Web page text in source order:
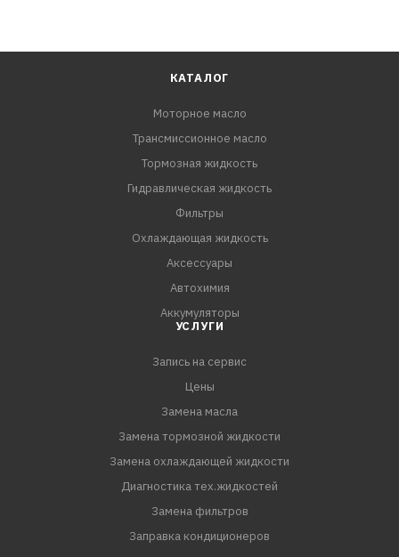
КАТАЛОГ
Моторное масло
Трансмиссионное масло
Тормозная жидкость
Гидравлическая жидкость
Фильтры
Охлаждающая жидкость
Аксессуары
Автохимия
Аккумуляторы
УСЛУГИ
Запись на сервис
Цены
Замена масла
Замена тормозной жидкости
Замена охлаждающей жидкости
Диагностика тех.жидкостей
Замена фильтров
Заправка кондиционеров